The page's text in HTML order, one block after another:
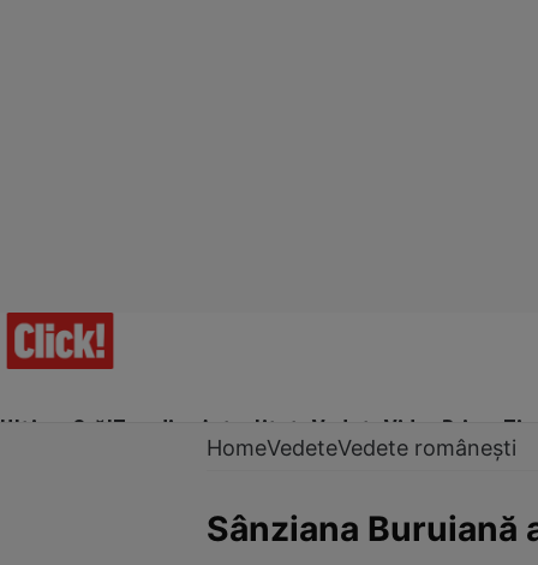
Ultima Oră!Trending Actualitate Vedete Video Prime
HomeVedeteVedete românești
Sânziana Buruiană